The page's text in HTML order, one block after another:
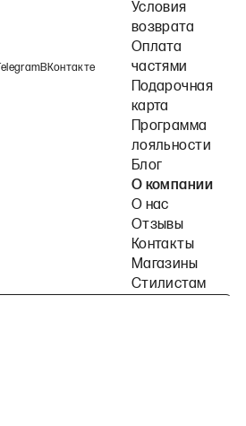
TelegramВКонтакте
Условия
возврата
Оплата
частями
Подарочная
карта
Программа
лояльности
Блог
О компании
О нас
Отзывы
Контакты
Магазины
Стилистам